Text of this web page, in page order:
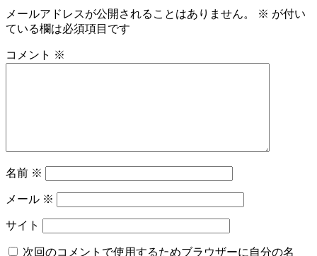
メールアドレスが公開されることはありません。 ※ が付い
ている欄は必須項目です
コメント ※
名前 ※
メール ※
サイト
次回のコメントで使用するためブラウザーに自分の名